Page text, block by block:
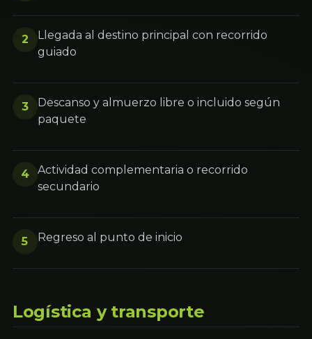
2
Llegada al destino principal con recorrido
guiado
3
Descanso y almuerzo libre o incluido según
paquete
4
Actividad complementaria o recorrido
secundario
5 Regreso al punto de inicio
Logística y transporte